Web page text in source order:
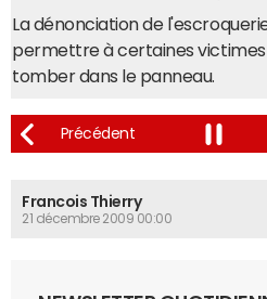
La dénonciation de
permettre à certaines
tomber dans le panneau.
Francois Thierry
21 décembre 2009 00:00